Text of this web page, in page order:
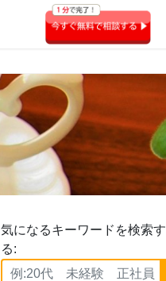
気になるキーワードを検索す
る: